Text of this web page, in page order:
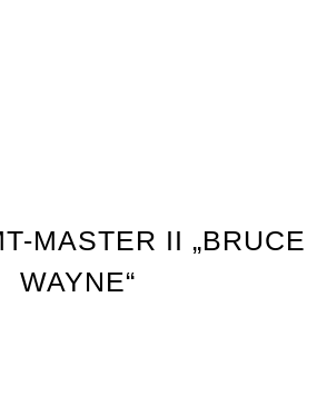
MASTER II „BRUCE
WAYNE“